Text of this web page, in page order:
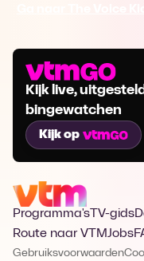
Kijk live,
bingewatchen
Kijk op
Programma's TV-gids
Route naar VTMJobs
Gebruiksvoorwaarden